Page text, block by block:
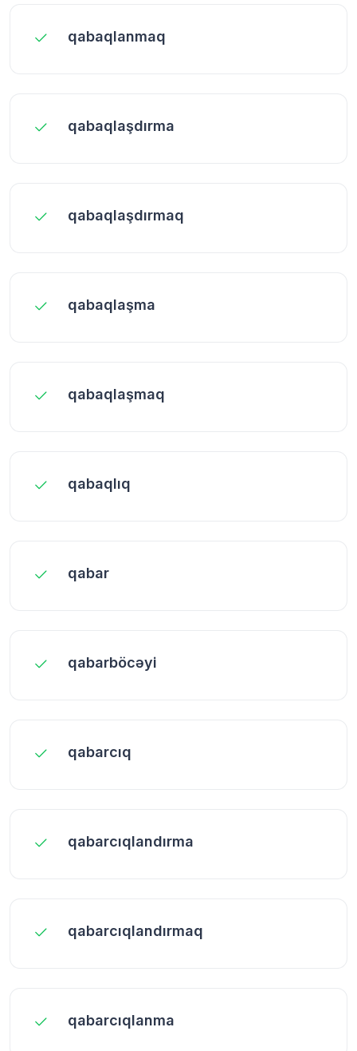
qabaqlanmaq
qabaqlaşdırma
qabaqlaşdırmaq
qabaqlaşma
qabaqlaşmaq
qabaqlıq
qabar
qabarböcəyi
qabarcıq
qabarcıqlandırma
qabarcıqlandırmaq
qabarcıqlanma